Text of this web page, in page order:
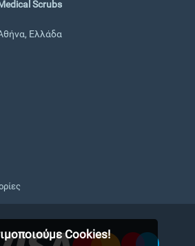
Scrubs
Ελλάδα
Cookies!